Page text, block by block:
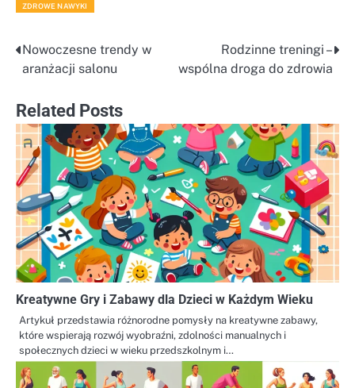
ZDROWE NAWYKI
Nawigacja
Nowoczesne trendy w
aranżacji salonu
Rodzinne treningi –
wspólna droga do zdrowia
Related Posts
Kreatywne Gry i Zabawy dla Dzieci w Każdym Wieku
Artykuł przedstawia różnorodne pomysły na kreatywne zabawy,
które wspierają rozwój wyobraźni, zdolności manualnych i
społecznych dzieci w wieku przedszkolnym i…